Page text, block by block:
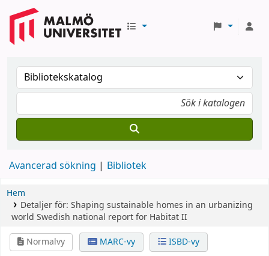
Avancerad sökning Bibliotek
Hem
Detaljer för: Shaping sustainable homes in an urbanizing
world Swedish national report for Habitat II
Normalvy
MARC-vy ISBD-vy